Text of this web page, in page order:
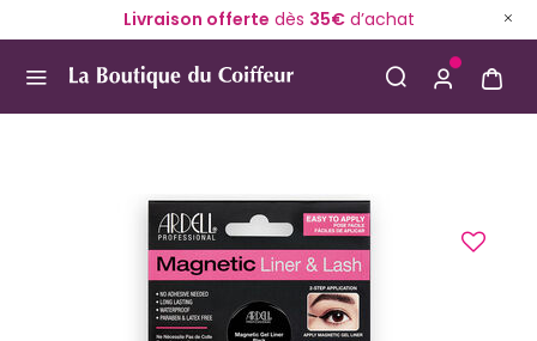
Livraison offerte dès 35€d’achat